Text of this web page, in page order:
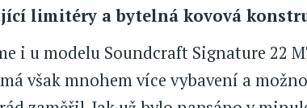
limitéry a bytelná kovová
i u modelu Soundcraft Signature 22
však mnohem více vybavení a